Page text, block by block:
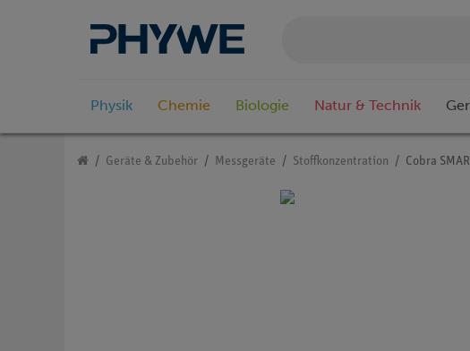
Physik Chemie Biologie Natur & Technik
Geräte & Zubehör Messgeräte Stoffkonzentration Cobra